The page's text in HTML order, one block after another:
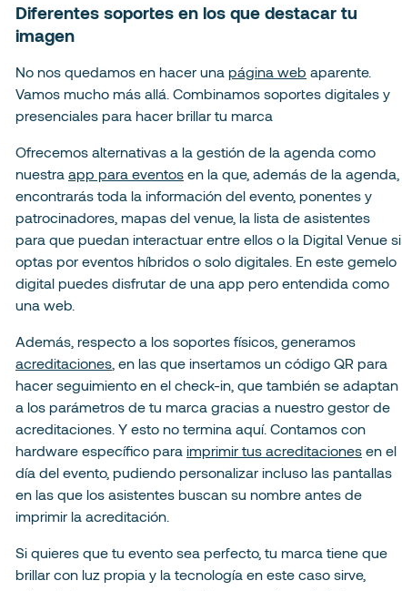
Diferentes soportes en los que destacar tu
imagen
No nos quedamos en hacer una página web aparente.
Vamos mucho más allá. Combinamos soportes digitales y
presenciales para hacer brillar tu marca
Ofrecemos alternativas a la gestión de la agenda como
nuestra app para eventos en la que, además de la agenda,
encontrarás toda la información del evento, ponentes y
patrocinadores, mapas del venue, la lista de asistentes
para que puedan interactuar entre ellos o la Digital Venue si
optas por eventos híbridos o solo digitales. En este gemelo
digital puedes disfrutar de una app pero entendida como
una web.
Además, respecto a los soportes físicos, generamos
acreditaciones , en las que insertamos un código QR para
hacer seguimiento en el check-in, que también se adaptan
a los parámetros de tu marca gracias a nuestro gestor de
acreditaciones. Y esto no termina aquí. Contamos con
hardware específico para imprimir tus acreditaciones en el
día del evento, pudiendo personalizar incluso las pantallas
en las que los asistentes buscan su nombre antes de
imprimir la acreditación.
Si quieres que tu evento sea perfecto, tu marca tiene que
brillar con luz propia y la tecnología en este caso sirve,